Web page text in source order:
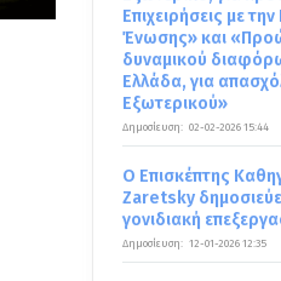
Επιχειρήσεις με
Ένωσης» και
δυναμικού
Ελλάδα, για
Εξωτερικού»
Δημοσίευση: 02-02-2026 15:44
Ο Επισκέπτης
Zaretsky
γονιδιακή
Δημοσίευση: 12-01-2026 12:35